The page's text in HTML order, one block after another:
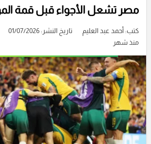
مصر تشعل الأجواء قبل قمة
كتب:أحمد عبد العليم تاريخ النشر: 01/07/2026
منذ شهر